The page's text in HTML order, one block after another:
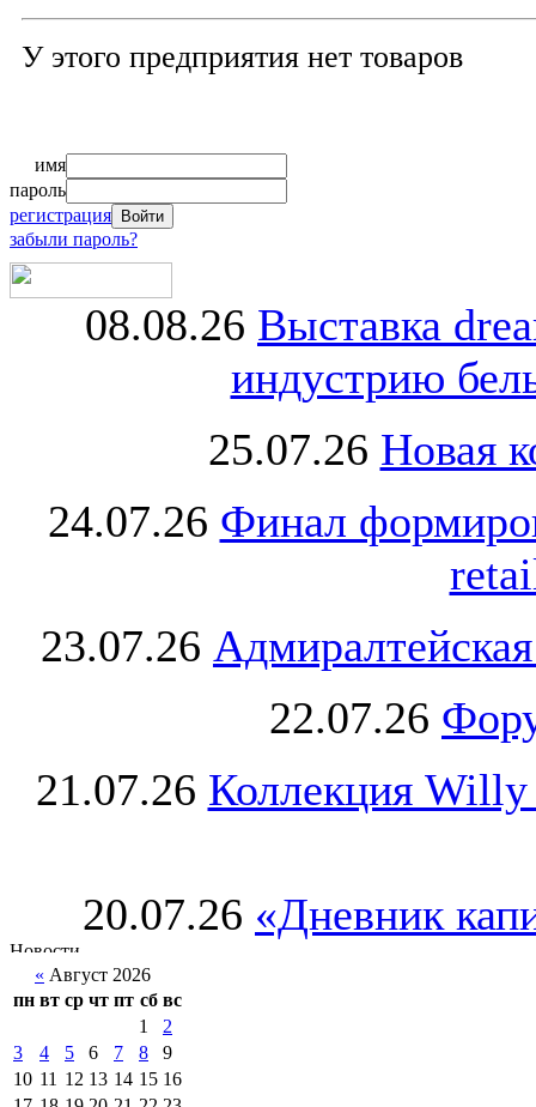
У этого предприятия нет товаров
имя
пароль
регистрация
забыли пароль?
08.08.26 Выставка
индустрию
25.07.26 Новая
24.07.26 Финал
23.07.26
22.07.26
21.07.26 Коллекция Willy
20.07.26 «Дневник
« Август 2026
пн вт ср чт пт сб вс
1
2
3
4 5 6 7 8
9
10 11 12 13 14 15 16